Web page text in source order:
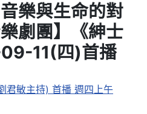
音樂與生命的對
劇團】《紳士
11(四)首播
君敏主持) 首播 週四上午